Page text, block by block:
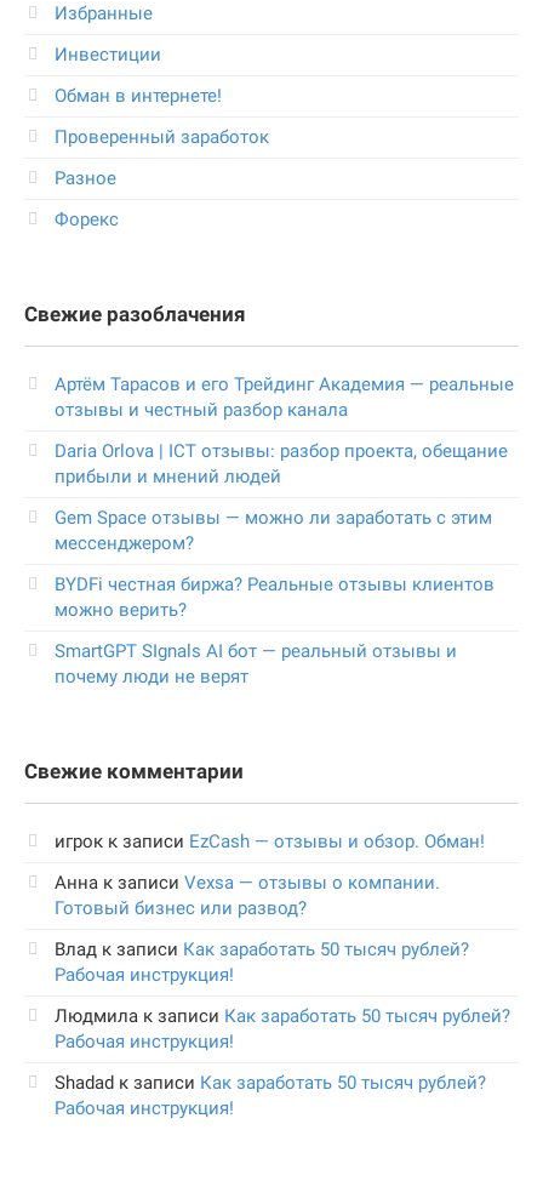
Избранные
Инвестиции
Обман в интернете!
Проверенный заработок
Разное
Форекс
Свежие разоблачения
Артём Тарасов и его Трейдинг Академия — реальные
отзывы и честный разбор канала
Daria Orlova | ICT отзывы: разбор проекта, обещание
прибыли и мнений людей
Gem Space отзывы — можно ли заработать с этим
мессенджером?
BYDFi честная биржа? Реальные отзывы клиентов
можно верить?
SmartGPT SIgnals AI бот — реальный отзывы и
почему люди не верят
Свежие комментарии
игрок к записи EzCash — отзывы и обзор. Обман!
Анна к записи Vexsa — отзывы о компании.
Готовый бизнес или развод?
Влад к записи Как заработать 50 тысяч рублей?
Рабочая инструкция!
Людмила к записи Как заработать 50 тысяч рублей?
Рабочая инструкция!
Shadad к записи Как заработать 50 тысяч рублей?
Рабочая инструкция!